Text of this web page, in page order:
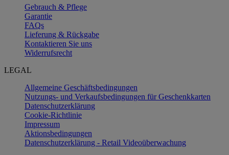
Gebrauch & Pflege
Garantie
FAQs
Lieferung & Rückgabe
Kontaktieren Sie uns
Widerrufsrecht
LEGAL
Allgemeine Geschäftsbedingungen
Nutzungs- und Verkaufsbedingungen für Geschenkkarten
Datenschutzerklärung
Cookie-Richtlinie
Impressum
Aktionsbedingungen
Datenschutzerklärung - Retail Videoüberwachung